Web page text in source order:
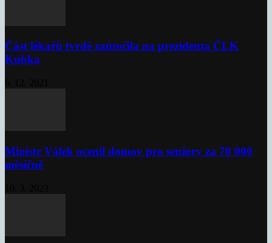
Část lékařů tvrdě zaútočila na prezidenta ČLK
Kubka
Ministr Válek ocenil domov pro seniory za 70 000
měsíčně